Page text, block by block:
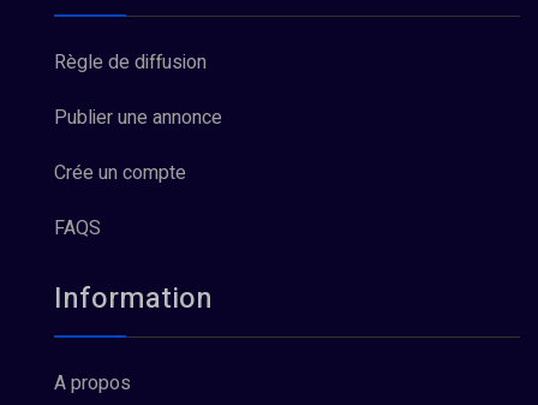
Règle de diffusion
Publier une annonce
Crée un compte
FAQS
Information
A propos